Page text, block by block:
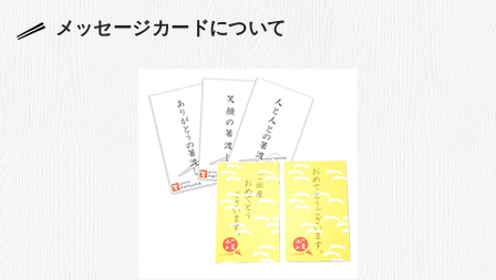
メッセージカードについて